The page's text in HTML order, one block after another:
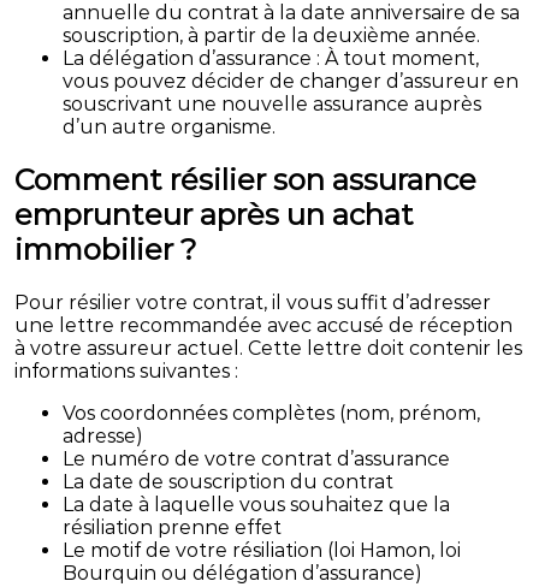
annuelle du contrat à la date anniversaire de sa
souscription, à partir de la deuxième année.
La délégation d’assurance : À tout moment,
vous pouvez décider de changer d’assureur en
souscrivant une nouvelle assurance auprès
d’un autre organisme.
Comment résilier son assurance
emprunteur après un achat
immobilier ?
Pour résilier votre contrat, il vous suffit d’adresser
une lettre recommandée avec accusé de réception
à votre assureur actuel. Cette lettre doit contenir les
informations suivantes :
Vos coordonnées complètes (nom, prénom,
adresse)
Le numéro de votre contrat d’assurance
La date de souscription du contrat
La date à laquelle vous souhaitez que la
résiliation prenne effet
Le motif de votre résiliation (loi Hamon, loi
Bourquin ou délégation d’assurance)